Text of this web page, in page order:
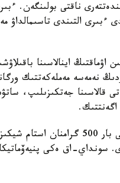
ناقتى بولىنگەن.
ءبىرى التىندى تاسىمالداۋ
اينالاسىنا
نەمەسە مەملەكەتتىك
قالاسىنا جەتكىزىلىپ،
سونداي-اق ەكى